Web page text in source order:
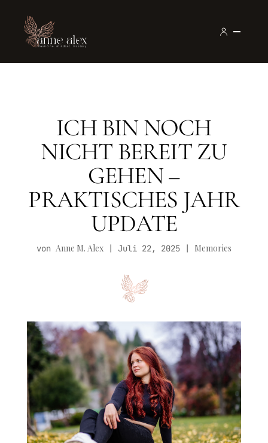
ICH BIN NOCH
NICHT BEREIT ZU
GEHEN –
PRAKTISCHES JAHR
UPDATE
von Anne M. Alex| Juli 22, 2025| Memories